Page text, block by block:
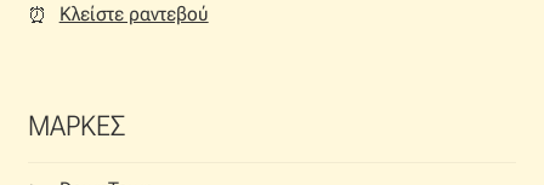
⏰︎
Κλείστε ραντεβού
ΜΑΡΚΕΣ